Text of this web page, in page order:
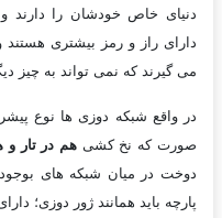
دنیای خاص خودشان را دارند و
دارای راز و رمز بیشتری
می گیرند که نمی تواند به چیز
در واقع شبکه دوزی ها نوع
صورت که نخ کشی هم در تار و
دوخت در میان شبکه های
پارچه باید همانند ژور دوزی؛